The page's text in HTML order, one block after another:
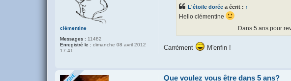
clémentine
Messages : 11482
Enregistré le : dimanche 08 avril 2012
17:41
L'étoile dorée a écrit : ↑
Hello clémentine
........................................Dans 5 ans
Carrément M'enfin !
Que voulez vous être dans 5 ans?